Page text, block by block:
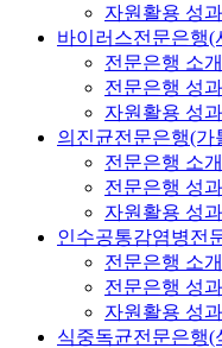
자원활용 성과
바이러스전문은행(
전문은행 소개
전문은행 성과
자원활용 성과
의진균전문은행(가
전문은행 소개
전문은행 성과
자원활용 성과
인수공통감염병전
전문은행 소개
전문은행 성과
자원활용 성과
식중독균전문은행